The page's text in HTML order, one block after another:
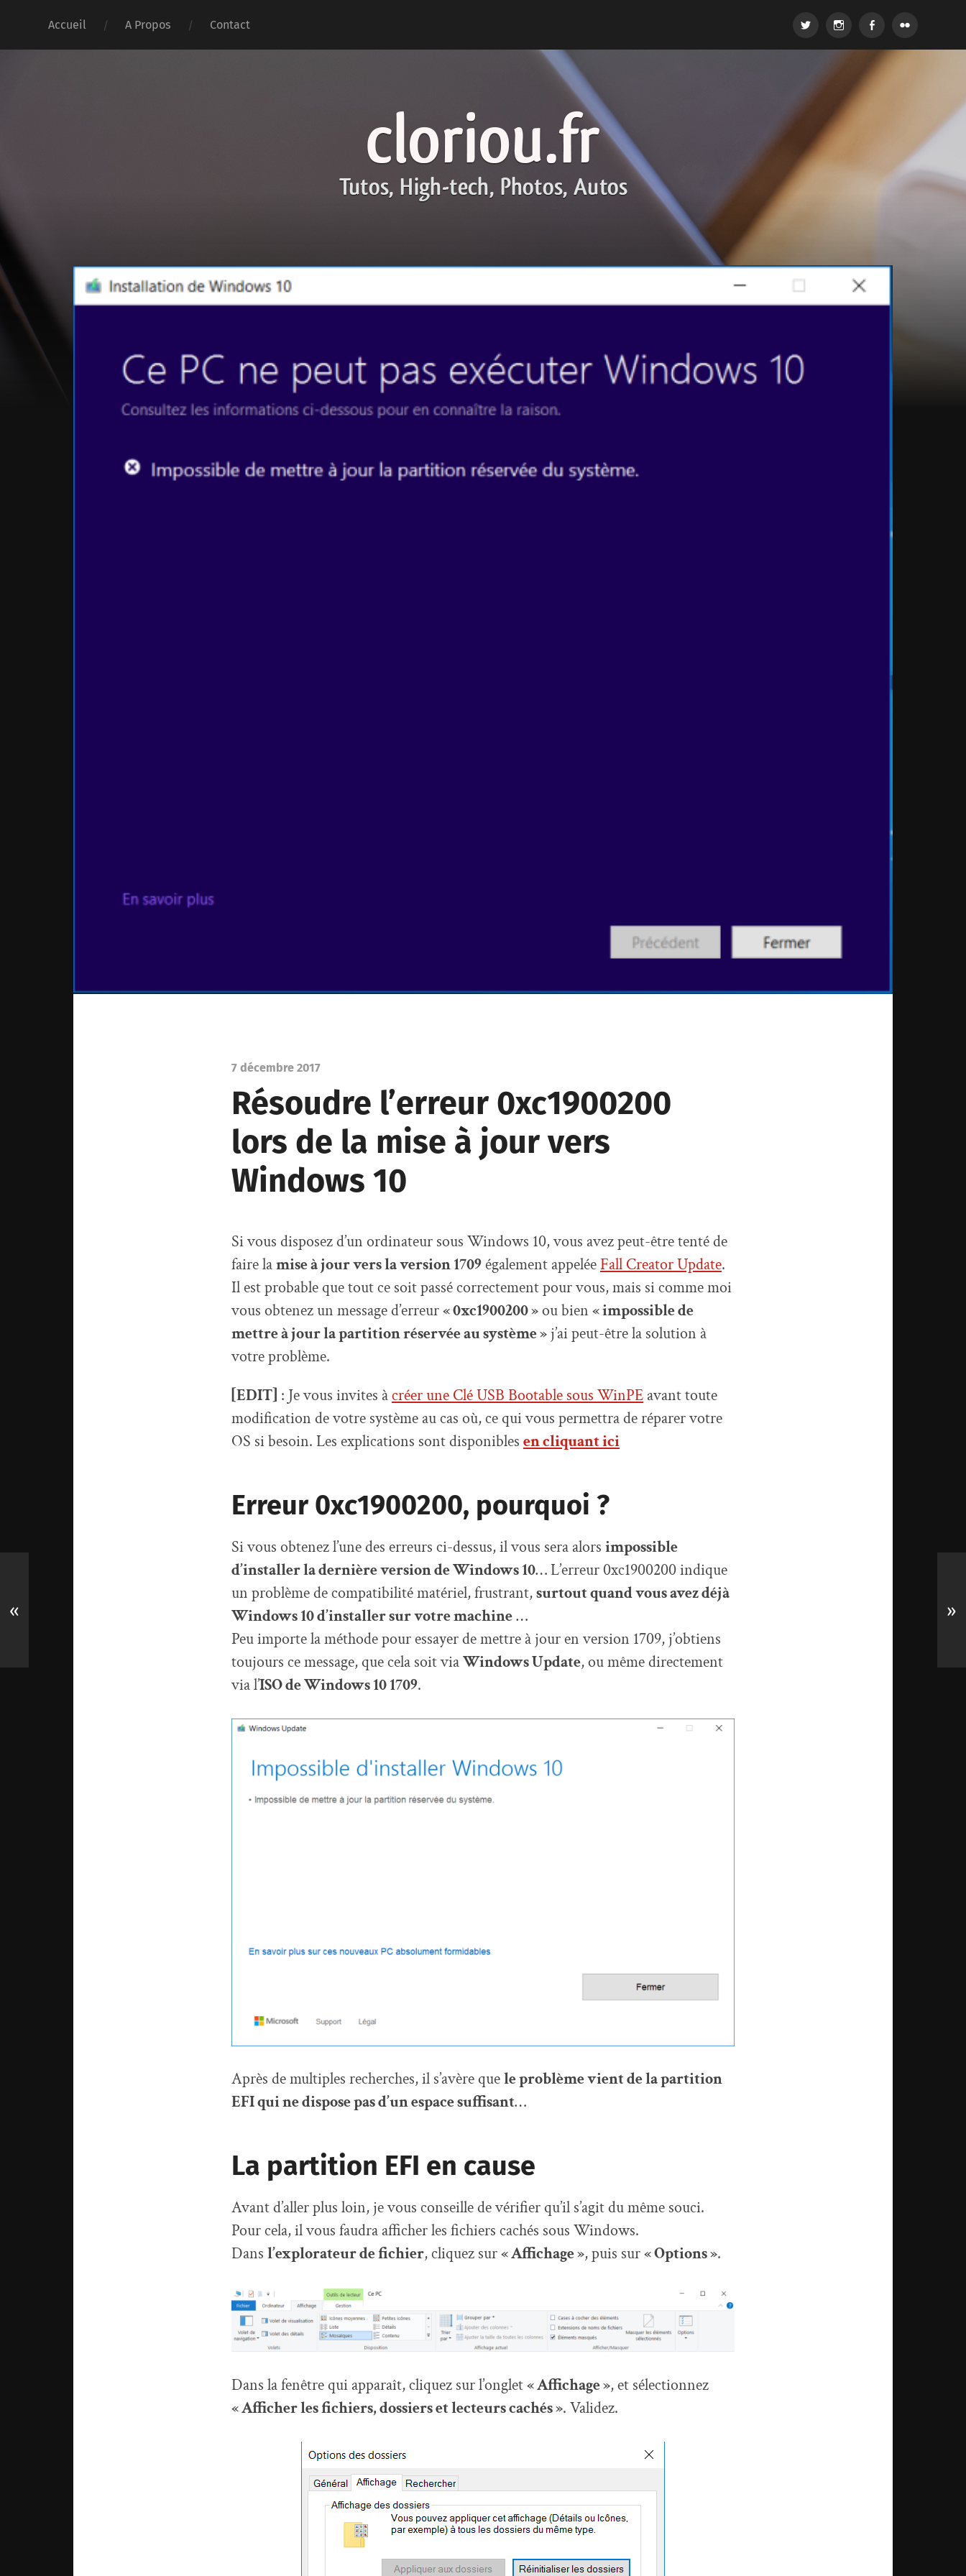
Accueil A Propos Contact Twitter InstagramFacebook
7 décembre 2017
Résoudre l’erreur 0xc1900200
lors de la mise à jour vers
Windows 10
Si vous disposez d’un ordinateur sous Windows 10, vous avez peut-être tenté de
faire lamise à jour vers la version 1709également appelée Fall Creator Update.
Il est probable que tout ce soit passé correctement pour vous, mais si comme moi
vous obtenez un message d’erreur« 0xc1900200 »ou bien « impossible de
mettre à jour la partition réservée au système » j’ai peut-être la solution à
votre problème.
[EDIT] : Je vous invites àcréer une Clé USB Bootable sous WinPE avant toute
modification de votre système au cas où, ce qui vous permettra de réparer votre
OS si besoin. Les explications sont disponibles en cliquant ici
Erreur 0xc1900200, pourquoi ?
Si vous obtenez l’une des erreurs ci-dessus, il vous sera alors impossible
d’installer la dernière version de Windows 10… L’erreur 0xc1900200 indique
un problème de compatibilité matériel, frustrant,surtout quand vous avez déjà
Windows 10 d’installer sur votre machine…
Peu importe la méthode pour essayer de mettre à jour en version 1709, j’obtiens
toujours ce message, que cela soit viaWindows Update, ou même directement
via l’ISO de Windows 10 1709.
Après de multiples recherches, il s’avère quele problème vient de la partition
EFI qui ne dispose pas d’un espace suffisant…
La partition EFI en cause
Avant d’aller plus loin, je vous conseille de vérifier qu’il s’agit du même souci.
Pour cela, il vous faudra afficher les fichiers cachés sous Windows.
Dans l’explorateur de fichier, cliquez sur« Affichage », puis sur« Options ».
Dans la fenêtre qui apparaît, cliquez sur l’onglet« Affichage », et sélectionnez
« Afficher les fichiers, dossiers et lecteurs cachés ». Validez.
« »